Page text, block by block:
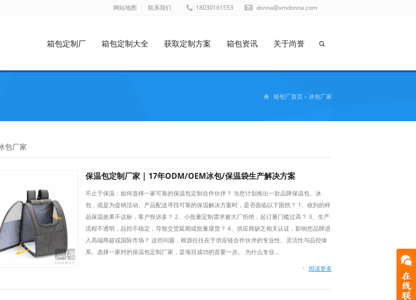
18030161553 donna@xmdonna.com
网站地图 联系我们
箱包定制厂 箱包定制大全 获取定制方案 箱包资讯 关于尚誉
箱包厂首页 > 冰包厂家
包厂家
保温包定制厂家 | 17年ODM/OEM冰包/保温袋生产解决方案
不止于保温：如何选择一家可靠的保温包定制合作伙伴？ 当您计划推出一款品牌保温包、冰
包，或是为促销活动、产品配送寻找可靠的保温解决方案时，是否面临以下困扰？ 1、收到的样
品保温效果不达标，客户投诉多？ 2、小批量定制需求被大厂拒绝，起订量门槛过高？ 3、生产
流程不透明，品控不稳定，导致交货延期或批量退货？ 4、供应商缺乏相关认证，影响您品牌进
入高端商超或国际市场？ 这些问题，根源往往在于供应链合作伙伴的专业性、灵活性与品控体
系。选择一家对的保温包定制厂家，是项目成功的首要一步。 为什么专业...
阅读更多